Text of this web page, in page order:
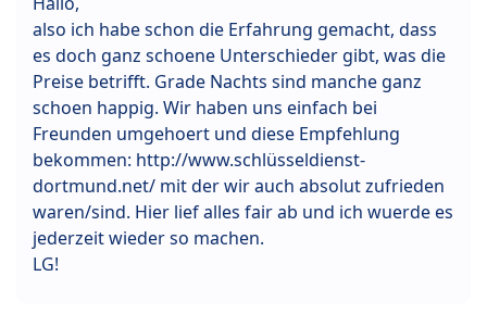
also ich habe schon die Erfahrung gemacht, dass
es doch ganz schoene Unterschieder gibt, was die
Preise betrifft. Grade Nachts sind manche ganz
schoen happig. Wir haben uns einfach bei
Freunden umgehoert und diese Empfehlung
bekommen: http://www.schlüsseldienst-
dortmund.net/ mit der wir auch absolut zufrieden
waren/sind. Hier lief alles fair ab und ich wuerde es
jederzeit wieder so machen.
LG!